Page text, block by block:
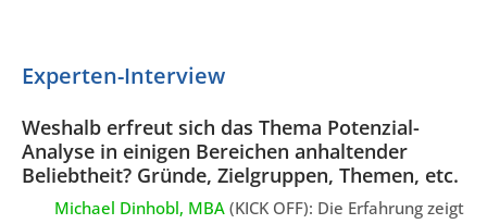
Experten-Interview
Weshalb erfreut sich das Thema Potenzial-
Analyse in einigen Bereichen anhaltender
Beliebtheit? Gründe, Zielgruppen, Themen, etc.
Michael Dinhobl, MBA (KICK OFF): Die Erfahrung zeigt